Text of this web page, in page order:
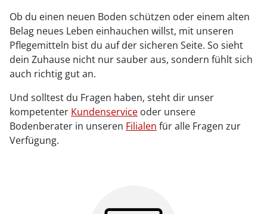
Ob du einen neuen Boden schützen oder einem alten
Belag neues Leben einhauchen willst, mit unseren
Pflegemitteln bist du auf der sicheren Seite. So sieht
dein Zuhause nicht nur sauber aus, sondern fühlt sich
auch richtig gut an.
Und solltest du Fragen haben, steht dir unser
kompetenter Kundenservice oder unsere
Bodenberater in unseren Filialen für alle Fragen zur
Verfügung.